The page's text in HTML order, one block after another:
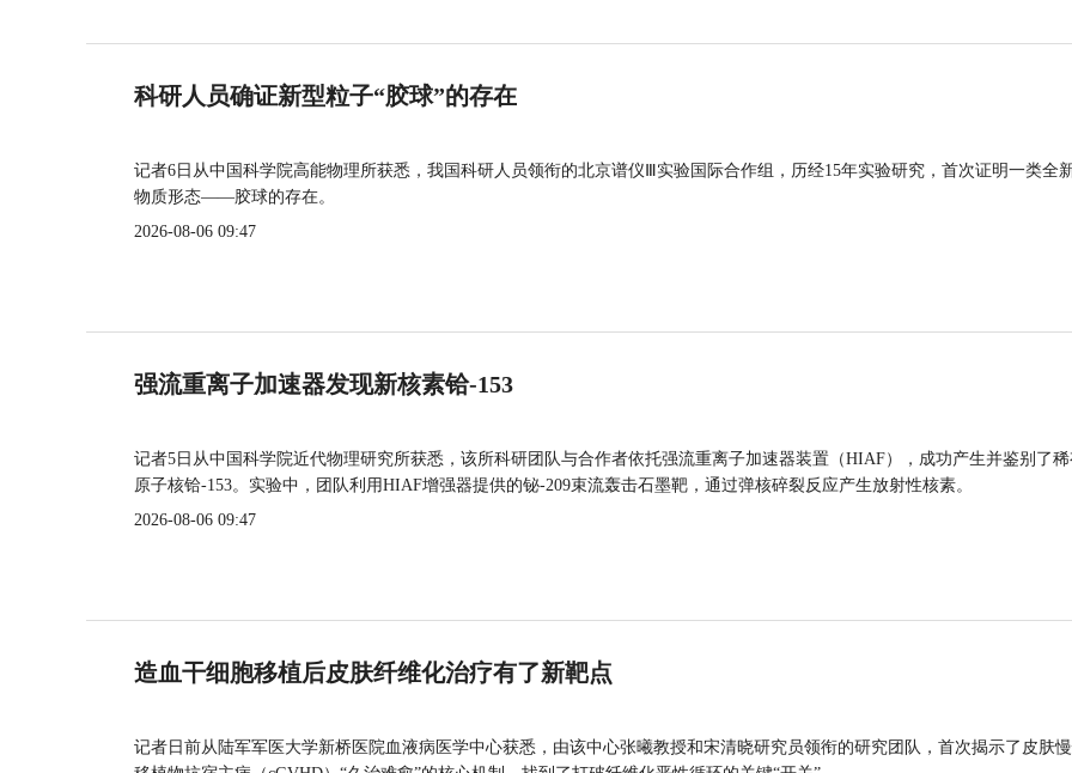
科研人员确证新型粒子“胶球”的存在
记者6日从中国科学院高能物理所获悉，我国科研人员领衔的北京谱仪Ⅲ实验国际合作组，历经15年实验研究，首次证明一类全
物质形态——胶球的存在。
2026-08-06 09:47
强流重离子加速器发现新核素铪-153
记者5日从中国科学院近代物理研究所获悉，该所科研团队与合作者依托强流重离子加速器装置（HIAF），成功产生并鉴别了
原子核铪-153。实验中，团队利用HIAF增强器提供的铋-209束流轰击石墨靶，通过弹核碎裂反应产生放射性核素。
2026-08-06 09:47
造血干细胞移植后皮肤纤维化治疗有了新靶点
记者日前从陆军军医大学新桥医院血液病医学中心获悉，由该中心张曦教授和宋清晓研究员领衔的研究团队，首次揭示了皮肤